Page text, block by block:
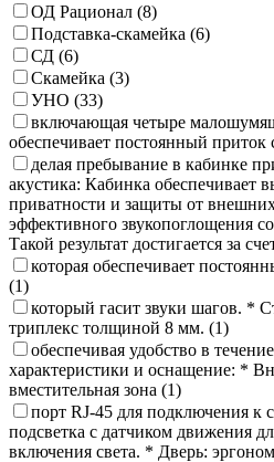
ОД Рационал (8)
Подставка-скамейка (6)
СД (6)
Скамейка (3)
УНО (33)
включающая четыре
обеспечивает постоянный приток
делая пребывание в кабинке
акустика: Кабинка обеспечивает
приватности и защиты от
эффективного звукопоглощения
Такой результат достигается за
которая обеспечивает
(1)
который гасит звуки шагов. *
триплекс толщиной 8 мм. (1)
обеспечивая удобство в
характеристики и оснащение: *
вместительная зона (1)
порт RJ-45 для подключения
подсветка с датчиком движения
включения света. * Дверь: